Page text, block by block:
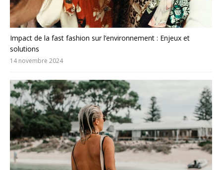
Impact de la fast fashion sur l’environnement : Enjeux et
solutions
14 novembre 2024